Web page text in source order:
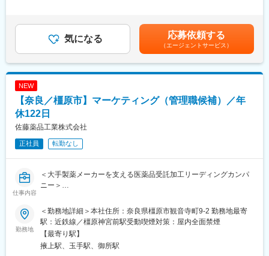
・残業は月平均10時間程度と少なく、プライベートとの両立が可
能です。
・生産管理部門は少数精鋭組織のため、一人ひとりが裁量を持ち
・長年勤務する社員も多く、腰を据えて働ける環境が整っていま
■キャリアパス
生産管理の基礎を身につけた後は、徐々に担当領域を広げながら
経験を積んでいただきます。将来的には生産管理部門の中核人材
■海外展開について
す。安定した事業基盤のもと、新たな市場や商品開発にも積極的
に挑戦しています。
変更の範囲：会社の定める業務
・原材料や製品の試験、チェック業務
・試験結果の記録、データ管理
＜使用機器例＞
・高速液体クロマトグラフィー（HPLC）
・分光光度計
※入社時に機器の知識や使用経験は必須ではありません。先輩社員
＜製品例＞
・指定医薬部外品「Angelica」シリーズ（和漢栄養ドリンク）
・婦人薬「ジンホル」など
※全国のドラッグストアやホームセンターなどで販売される製品の
ほか、自衛隊関連商品など特徴的な製品も展開しています。奈良
県との共同開発による漢方関連製品の開発も進めています。
(月額)は固定手当を含めた表記です。
気になる 応募依頼する
（エージェントサービス）
NEW
【奈良／橿原市】マーケティング（管理職候補）／年
休122日
佐藤薬品工業株式会社
正社員 転勤なし
仕事内容
＜大手製薬メーカーを支える医薬品受託加工リーディングカンパ
ニー＞
錠剤やカプセル剤などの内服固形剤を主に受託加工する当社に
て、自社ブランド製品の展開と定着に向けた新たなヘルスケア商
品の製品企画をお任せ致します。内外関連部署や関係会社と連携
し商品開発業務を進めていただきます。
《具体的には》
勤務地
＜勤務地詳細＞本社住所：奈良県橿原市観音寺町9-2 勤務地最寄
駅：近鉄線／橿原神宮前駅受動喫煙対策：屋内全面禁煙
【最寄り駅】
掖上駅、玉手駅、御所駅